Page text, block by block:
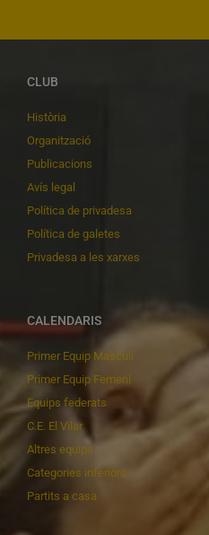
CLUB
Història
Organització
Publicacions
Avís legal
Política de privadesa
Política de galetes
Privadesa a les xarxes
CALENDARIS
Primer Equip Masculí
Primer Equip Femení
Equips federats
C.E. El Vilar
Altres equips
Categories inferiors
Partits a casa